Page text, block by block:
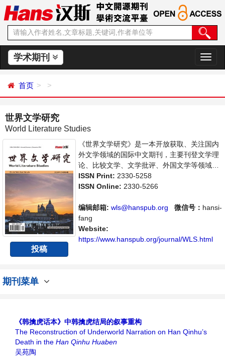
学术期刊
切
换
首页
世界文学研究
World Literature Studies
投稿
《世界文学研究》是一本开放获取、关注国内
外文学领域的国际中文期刊，主要刊登文学理
论、比较文学、文学批评、外国文学等领域研
究的新成果、新课题，旨在给世界范围内的科
学家、学者、科研人员提供一个传播、分享和
台。
ISSN Print: 2330-5258
ISSN Online: 2330-5266
编辑邮箱: wls@hanspub.org 微信号： hansi-
fang
Website:
https://www.hanspub.org/journal/WLS.html
期刊菜单
《韩擒虎话本》中韩擒虎结局的叙事重构
The Reconstruction of Underworld Narration on Han Qinhu’s
Death in the Han Qinhu Huaben
吴苑陶